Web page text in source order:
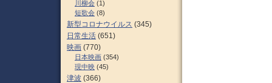
川柳会 (1)
短歌会 (8)
新型コロナウイルス (345)
日常生活 (651)
映画 (770)
日本映画 (354)
現中映 (45)
津波 (366)